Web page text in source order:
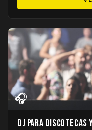
🎧
DJ para